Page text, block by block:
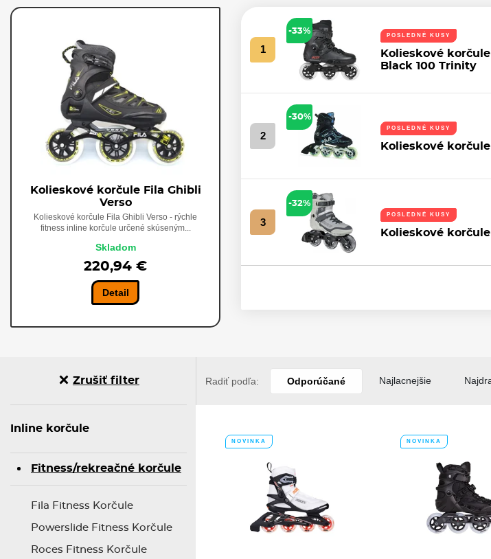
Kolieskové korčule Fila Ghibli
Verso
Kolieskové korčule Fila Ghibli Verso - rýchle
fitness inline korčule určené skúseným...
Skladom
220,94 €
Detail
1
-33%
POSLEDNÉ KUSY
Kolieskové
Black 100 Trinity
2
-30%
POSLEDNÉ KUSY
Kolieskové
3
-32%
POSLEDNÉ KUSY
Kolieskové
Zrušiť filter
Inline korčule
Fitness/rekreačné korčule
Fila Fitness Korčule
Powerslide Fitness Korčule
Roces Fitness Korčule
Radiť podľa: Odporúčané Najlacnejšie
NOVINKA NOVINKA